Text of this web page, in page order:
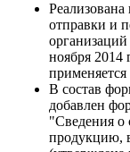
отправки и
ноября
применяется
В состав
добавлен
"Сведения о
продукцию,